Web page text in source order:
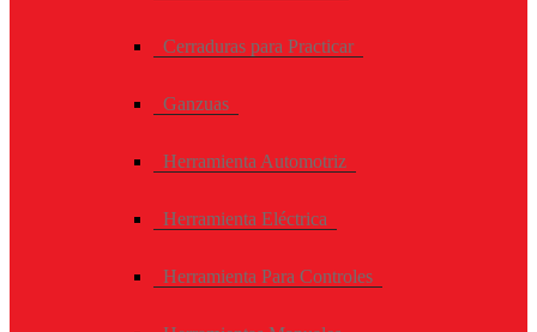
Cerraduras para Practicar
Ganzuas
Herramienta Automotriz
Herramienta Eléctrica
Herramienta Para Controles